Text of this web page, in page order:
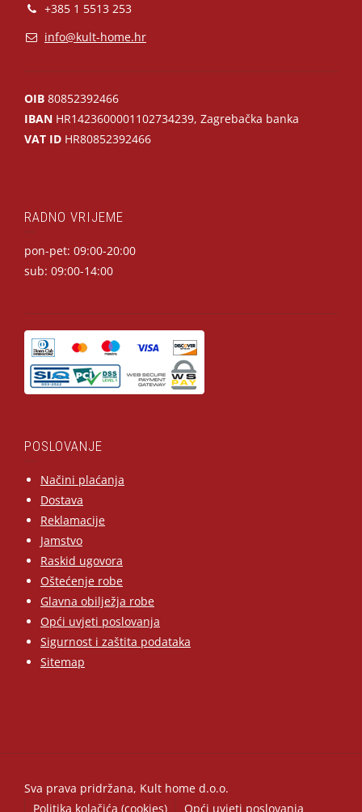
+385 1 5513 253
info@kult-home.hr
OIB 80852392466
IBAN HR1423600001102734239, Zagrebačka banka
VAT ID HR80852392466
RADNO VRIJEME
pon-pet: 09:00-20:00
sub: 09:00-14:00
POSLOVANJE
Načini plaćanja
Dostava
Reklamacije
Jamstvo
Raskid ugovora
Oštećenje robe
Glavna obilježja robe
Opći uvjeti poslovanja
Sigurnost i zaštita podataka
Sitemap
Sva prava pridržana, Kult home d.o.o.
Politika kolačića (cookies)
Opći uvjeti poslovanja